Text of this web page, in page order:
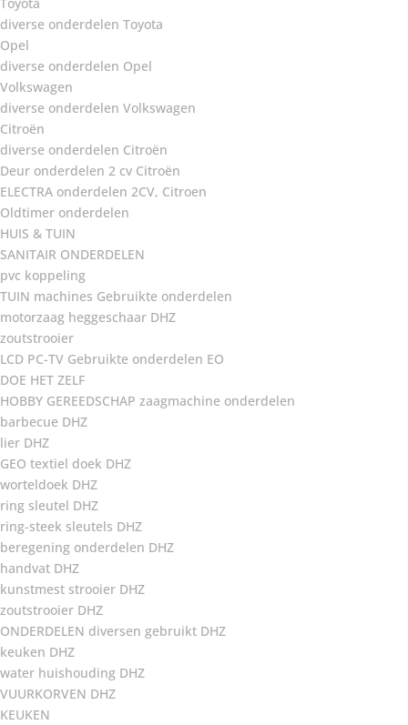
Toyota
diverse onderdelen Toyota
Opel
diverse onderdelen Opel
Volkswagen
diverse onderdelen Volkswagen
Citroën
diverse onderdelen Citroën
Deur onderdelen 2 cv Citroën
ELECTRA onderdelen 2CV, Citroen
Oldtimer onderdelen
HUIS & TUIN
SANITAIR ONDERDELEN
pvc koppeling
TUIN machines Gebruikte onderdelen
motorzaag heggeschaar DHZ
zoutstrooier
LCD PC-TV Gebruikte onderdelen EO
DOE HET ZELF
HOBBY GEREEDSCHAP zaagmachine onderdelen
barbecue DHZ
lier DHZ
GEO textiel doek DHZ
worteldoek DHZ
ring sleutel DHZ
ring-steek sleutels DHZ
beregening onderdelen DHZ
handvat DHZ
kunstmest strooier DHZ
zoutstrooier DHZ
ONDERDELEN diversen gebruikt DHZ
keuken DHZ
water huishouding DHZ
VUURKORVEN DHZ
KEUKEN